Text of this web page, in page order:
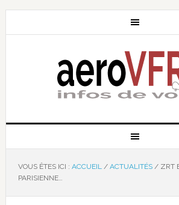
VOUS ÊTES ICI : ACCUEIL / ACTUALITÉS /ZRT
PARISIENNE…